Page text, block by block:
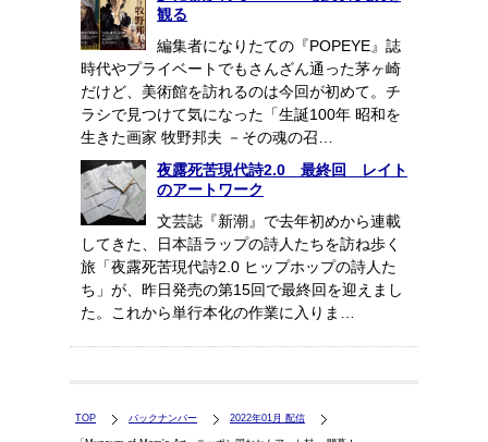
観る
編集者になりたての『POPEYE』誌
時代やプライベートでもさんざん通った茅ヶ崎
だけど、美術館を訪れるのは今回が初めて。チ
ラシで見つけて気になった「生誕100年 昭和を
生きた画家 牧野邦夫 －その魂の召…
夜露死苦現代詩2.0 最終回 レイト
のアートワーク
文芸誌『新潮』で去年初めから連載
してきた、日本語ラップの詩人たちを訪ね歩く
旅「夜露死苦現代詩2.0 ヒップホップの詩人た
ち」が、昨日発売の第15回で最終回を迎えまし
た。これから単行本化の作業に入りま…
TOP バックナンバー 2022年01月 配信